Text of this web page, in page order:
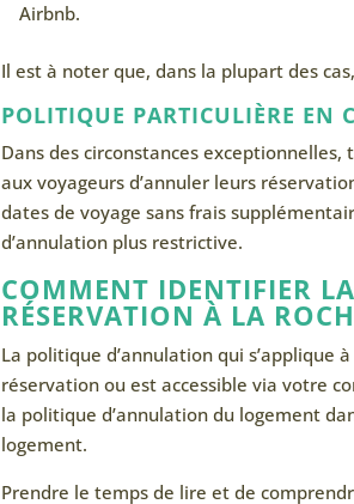
Airbnb.
Il est à noter que, dans la plupart des
POLITIQUE PARTICULIÈRE EN
Dans des circonstances
aux voyageurs d’annuler leurs
dates de voyage sans frais
d’annulation plus restrictive.
COMMENT IDENTIFIER
RÉSERVATION À LA
La politique d’annulation qui s’applique
réservation ou est accessible via votre
la politique d’annulation du logement
logement.
Prendre le temps de lire et de